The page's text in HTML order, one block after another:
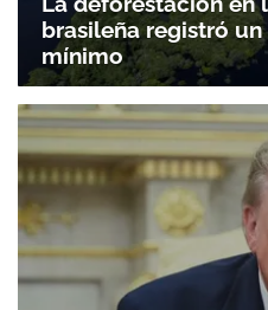
brasileña registró
mínimo